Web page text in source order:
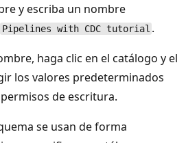
y escriba un nombre
Pipelines with CDC tutorial .
haga clic en el catálogo y el
los valores predeterminados
de escritura.
se usan de forma